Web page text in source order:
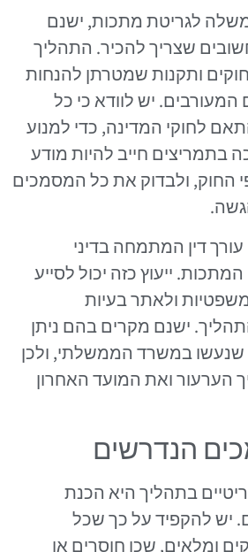
לגריטת מתכות, ישנם
שצריך להכיר. התהליך
ותקנות שמטרתן להנחות
יש לוודא כי כל
לחוקי המדינה, כדי למנוע
בתמריצים חייב להיות מודע
לפי החוק, ולבדוק את כל המסמכים
דין המתמחה בדיני
ייעוץ כזה יכול לסייע
ולאתר בעיות
ישנם מקרים בהם ניתן
במשרד הממשלתי, ולכן
הערעור ואת המועד האחרון
הנדרשים
בתהליך היא הכנת
יש להקפיד על כך שכל
ומלאים, שכן חוסרים או